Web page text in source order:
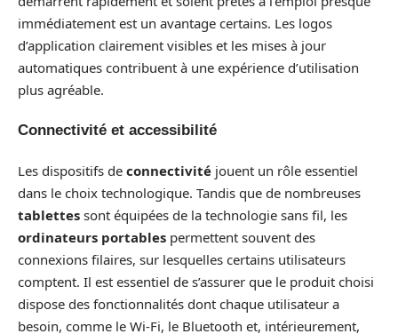
immédiatement est un avantage certains. Les logos
d’application clairement visibles et les mises à jour
automatiques contribuent à une expérience d’utilisation
plus agréable.
Connectivité et accessibilité
Les dispositifs de connectivité jouent un rôle essentiel
dans le choix technologique. Tandis que de nombreuses
tablettes sont équipées de la technologie sans fil, les
ordinateurs portables permettent souvent des
connexions filaires, sur lesquelles certains utilisateurs
comptent. Il est essentiel de s’assurer que le produit choisi
dispose des fonctionnalités dont chaque utilisateur a
besoin, comme le Wi-Fi, le Bluetooth et, intérieurement,